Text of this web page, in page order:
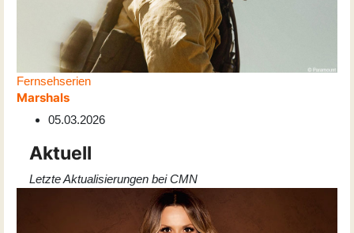
Fernsehserien
Marshals
05.03.2026
Aktuell
Letzte Aktualisierungen bei CMN